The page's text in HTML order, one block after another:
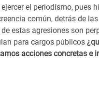
el periodismo, pues
común, detrás de
estas agresiones son
para cargos públicos
acciones concretas e